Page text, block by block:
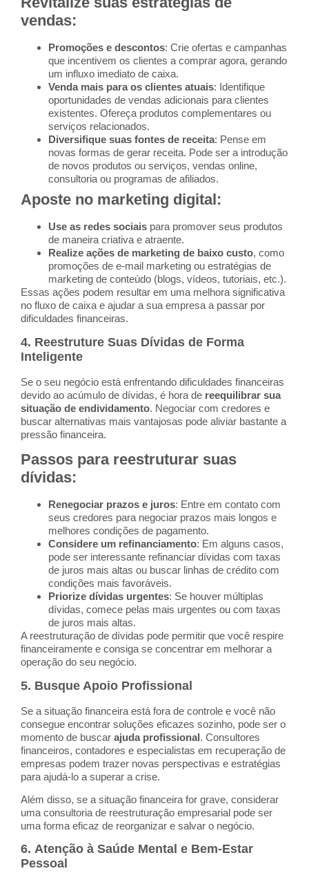
vendas:
Promoções e descontos: Crie ofertas e campanhas
que incentivem os clientes a comprar agora, gerando
um influxo imediato de caixa.
Venda mais para os clientes atuais: Identifique
oportunidades de vendas adicionais para clientes
existentes. Ofereça produtos complementares ou
serviços relacionados.
Diversifique suas fontes de receita: Pense em
novas formas de gerar receita. Pode ser a introdução
de novos produtos ou serviços, vendas online,
consultoria ou programas de afiliados.
Aposte no marketing digital :
Use as redes sociais para promover seus produtos
de maneira criativa e atraente.
Realize ações de marketing de baixo custo, como
promoções de e-mail marketing ou estratégias de
marketing de conteúdo (blogs, vídeos, tutoriais, etc.).
Essas ações podem resultar em uma melhora significativa
no fluxo de caixa e ajudar a sua empresa a passar por
dificuldades financeiras.
4. Reestruture Suas Dívidas de Forma
Inteligente
Se o seu negócio está enfrentando dificuldades financeiras
devido ao acúmulo de dívidas, é hora de reequilibrar sua
situação de endividamento. Negociar com credores e
buscar alternativas mais vantajosas pode aliviar bastante a
pressão financeira.
Passos para reestruturar suas
dívidas:
Renegociar prazos e juros: Entre em contato com
seus credores para negociar prazos mais longos e
melhores condições de pagamento.
Considere um refinanciamento: Em alguns casos,
pode ser interessante refinanciar dívidas com taxas
de juros mais altas ou buscar linhas de crédito com
condições mais favoráveis.
Priorize dívidas urgentes: Se houver múltiplas
dívidas, comece pelas mais urgentes ou com taxas
de juros mais altas.
A reestruturação de dívidas pode permitir que você respire
financeiramente e consiga se concentrar em melhorar a
operação do seu negócio.
5. Busque Apoio Profissional
Se a situação financeira está fora de controle e você não
consegue encontrar soluções eficazes sozinho, pode ser o
momento de buscar ajuda profissional. Consultores
financeiros, contadores e especialistas em recuperação de
empresas podem trazer novas perspectivas e estratégias
para ajudá-lo a superar a crise.
Além disso, se a situação financeira for grave, considerar
uma consultoria de reestruturação empresarial pode ser
uma forma eficaz de reorganizar e salvar o negócio.
6. Atenção à Saúde Mental e Bem-Estar
Pessoal